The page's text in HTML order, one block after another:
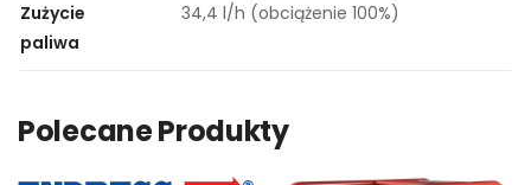
Zużycie
paliwa
34,4 l/h (obciążenie 100%)
Polecane Produkty